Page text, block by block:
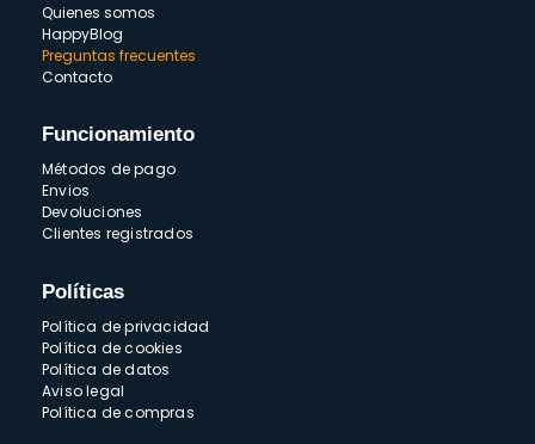
Quienes somos
HappyBlog
Preguntas frecuentes
Contacto
Funcionamiento
Métodos de pago
Envios
Devoluciones
Clientes registrados
Políticas
Política de privacidad
Política de cookies
Política de datos
Aviso legal
Política de compras